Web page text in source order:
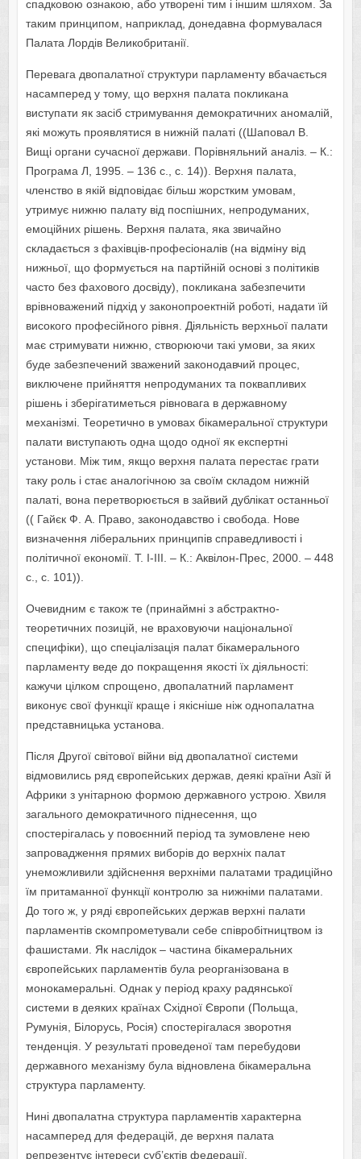
спадковою ознакою, або утворені тим і іншим шляхом. За
таким принципом, наприклад, донедавна формувалася
Палата Лордів Великобританії.
Перевага двопалатної структури парламенту вбачається
насамперед у тому, що верхня палата покликана
виступати як засіб стримування демократичних аномалій,
які можуть проявлятися в нижній палаті ((Шаповал В.
Вищі органи сучасної держави. Порівняльний аналіз. – К.:
Програма Л, 1995. – 136 с., с. 14)). Верхня палата,
членство в якій відповідає більш жорстким умовам,
утримує нижню палату від поспішних, непродуманих,
емоційних рішень. Верхня палата, яка звичайно
складається з фахівців-професіоналів (на відміну від
нижньої, що формується на партійній основі з політиків
часто без фахового досвіду), покликана забезпечити
врівноважений підхід у законопроектній роботі, надати їй
високого професійного рівня. Діяльність верхньої палати
має стримувати нижню, створюючи такі умови, за яких
буде забезпечений зважений законодавчий процес,
виключене прийняття непродуманих та поквапливих
рішень і зберігатиметься рівновага в державному
механізмі. Теоретично в умовах бікамеральної структури
палати виступають одна щодо одної як експертні
установи. Між тим, якщо верхня палата перестає грати
таку роль і стає аналогічною за своїм складом нижній
палаті, вона перетворюється в зайвий дублікат останньої
(( Гайєк Ф. А. Право, законодавство і свобода. Нове
визначення ліберальних принципів справедливості і
політичної економії. Т. І-ІІІ. – К.: Аквілон-Прес, 2000. – 448
с., с. 101)).
Очевидним є також те (принаймні з абстрактно-
теоретичних позицій, не враховуючи національної
специфіки), що спеціалізація палат бікамерального
парламенту веде до покращення якості їх діяльності:
кажучи цілком спрощено, двопалатний парламент
виконує свої функції краще і якісніше ніж однопалатна
представницька установа.
Після Другої cвітової війни від двопалатної системи
відмовились ряд європейських держав, деякі країни Азії й
Африки з унітарною формою державного устрою. Хвиля
загального демократичного піднесення, що
спостерігалась у повоєнний період та зумовлене нею
запровадження прямих виборів до верхніх палат
унеможливили здійснення верхніми палатами традиційно
їм притаманної функції контролю за нижніми палатами.
До того ж, у ряді європейських держав верхні палати
парламентів скомпрометували себе співробітництвом із
фашистами. Як наслідок – частина бікамеральних
європейських парламентів була реорганізована в
монокамеральні. Однак у період краху радянської
системи в деяких країнах Східної Європи (Польща,
Румунія, Білорусь, Росія) спостерігалася зворотня
тенденція. У результаті проведеної там перебудови
державного механізму була відновлена бікамеральна
структура парламенту.
Нині двопалатна структура парламентів характерна
насамперед для федерацій, де верхня палата
репрезентує інтереси суб’єктів федерації.